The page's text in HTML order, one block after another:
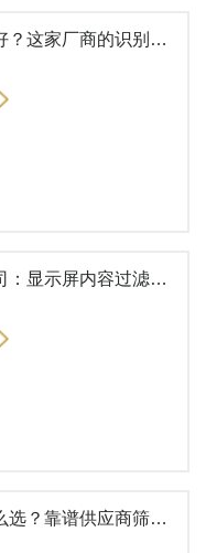
显示内容安全审核过滤系统哪家好？这家厂商的识别检测能力比较出色
帮推荐一家内容安全检测网关公司：显示屏内容过滤选这家更安心
电子屏内容安全管理系统厂商怎么选？靠谱供应商筛选指南